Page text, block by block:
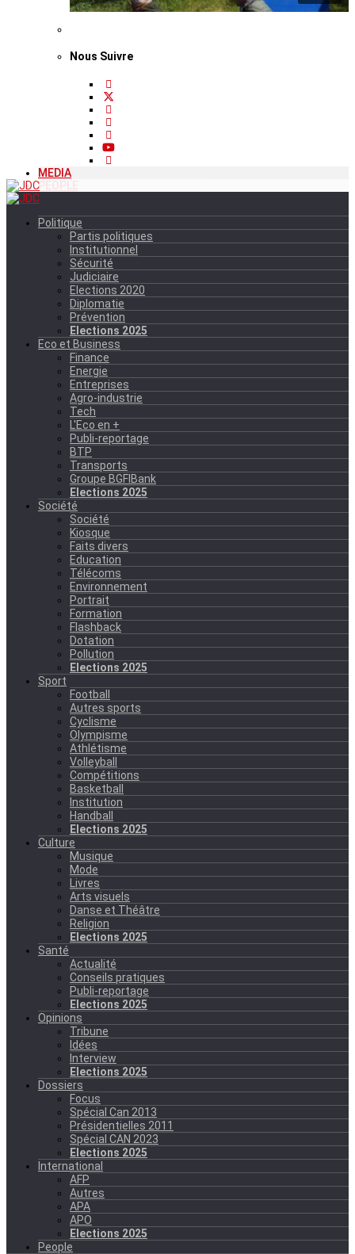
Nous Suivre
MEDIA
PEOPLE
Politique
Partis politiques
Institutionnel
Sécurité
Judiciaire
Elections 2020
Diplomatie
Prévention
Elections 2025
Eco et Business
Finance
Energie
Entreprises
Agro-industrie
Tech
L'Eco en +
Publi-reportage
BTP
Transports
Groupe BGFIBank
Elections 2025
Société
Société
Kiosque
Faits divers
Education
Télécoms
Environnement
Portrait
Formation
Flashback
Dotation
Pollution
Elections 2025
Sport
Football
Autres sports
Cyclisme
Olympisme
Athlétisme
Volleyball
Compétitions
Basketball
Institution
Handball
Elections 2025
Culture
Musique
Mode
Livres
Arts visuels
Danse et Théâtre
Religion
Elections 2025
Santé
Actualité
Conseils pratiques
Publi-reportage
Elections 2025
Opinions
Tribune
Idées
Interview
Elections 2025
Dossiers
Focus
Spécial Can 2013
Présidentielles 2011
Spécial CAN 2023
Elections 2025
International
AFP
Autres
APA
APO
Elections 2025
People